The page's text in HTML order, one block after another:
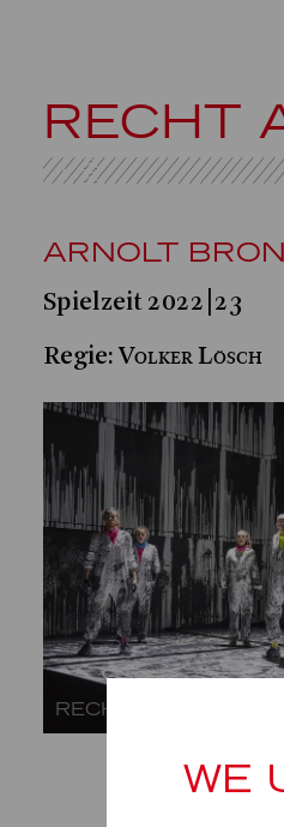
RECHT
ARNOLT
Spielzeit 2022|23
Regie:Volker Lösch
RECHT AUF JUGEND
WE